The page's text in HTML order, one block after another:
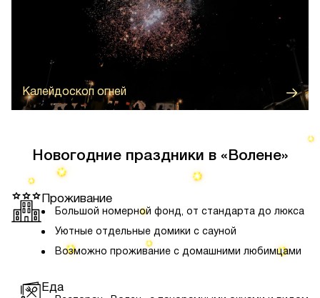
Калейдоскоп огней
Волшебное представление в небе, которое станет
ярким финалом новогоднего торжества и оставит
незабываемые впечатления
Новогодние праздники в «Волене»
Проживание
Большой номерной фонд, от стандарта до люкса
Уютные отдельные домики с сауной
Возможно проживание с домашними любимцами
Еда